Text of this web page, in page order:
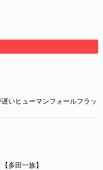
いヒューマンフォールフラッ
多田一族】